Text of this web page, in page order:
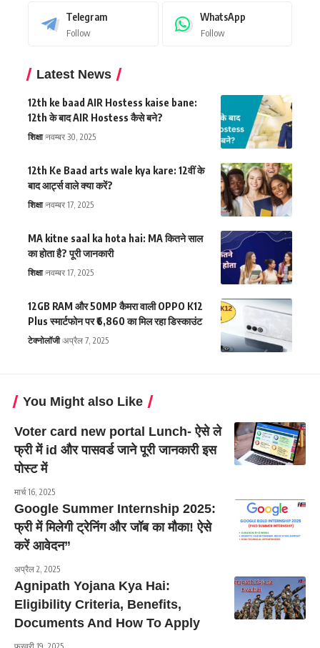
Telegram
Follow
WhatsApp
Follow
Latest News
12th ke baad AIR Hostess kaise bane:
12th के बाद AIR Hostess कैसे बने?
शिक्षा नवम्बर 30, 2025
12th Ke Baad arts wale kya kare: 12वीं के
बाद आर्ट्स वाले क्या करें?
शिक्षा नवम्बर 17, 2025
MA kitne saal ka hota hai: MA कितने साल
का होता है? पूरी जानकारी
शिक्षा नवम्बर 17, 2025
12GB RAM और 50MP कैमरा वाली OPPO K12
Plus स्मार्टफोन पर ₹6,860 का मिल रहा डिस्काउंट
टेक्नोलॉजी अप्रैल 7, 2025
You Might also Like
Voter card new portal Lunch- ऐसे ले
फ्री में id और पासवर्ड जाने पूरी जानकारी इस
पोस्ट में
मार्च 16, 2025
Google Summer Internship 2025:
फ्री में मिलेगी ट्रेनिंग और जॉब का मौका! ऐसे
करें आवेदन”
अप्रैल 2, 2025
Agnipath Yojana Kya Hai:
Eligibility Criteria, Benefits,
Documents And How To Apply